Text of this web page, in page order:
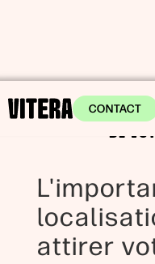
CONTACT
IMPACT DU LIEU
DE
attirer